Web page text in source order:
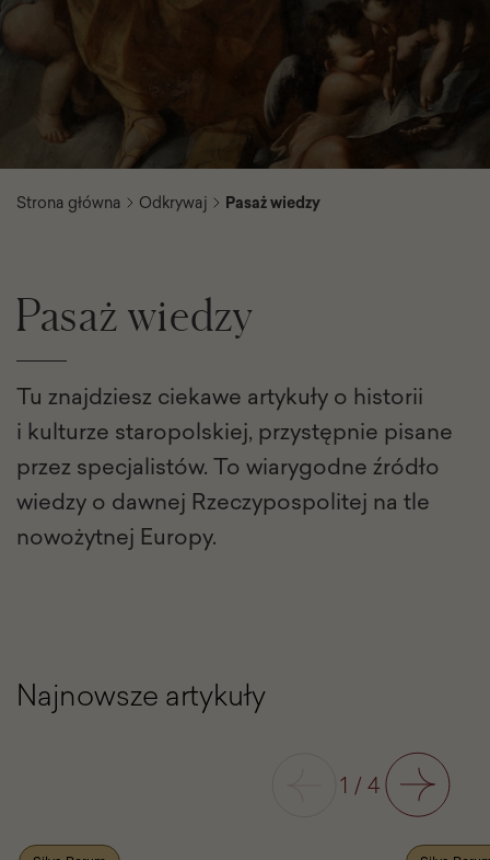
Strona główna Odkrywaj Pasaż wiedzy
Pasaż wiedzy
Tu znajdziesz ciekawe artykuły o historii
i kulturze staropolskiej, przystępnie pisane
przez specjalistów. To wiarygodne źródło
wiedzy o dawnej Rzeczypospolitej na tle
nowożytnej Europy.
Najnowsze artykuły
1 /4 Następny